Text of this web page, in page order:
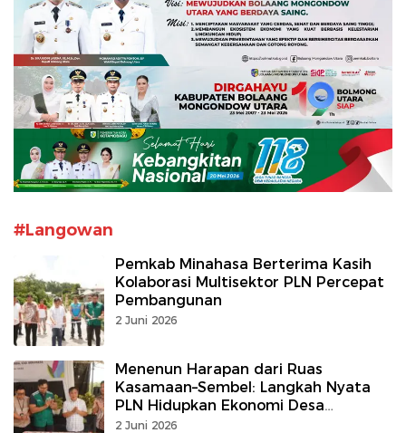
#Langowan
Pemkab Minahasa Berterima Kasih
Kolaborasi Multisektor PLN Percepat
Pembangunan
2 Juni 2026
Menenun Harapan dari Ruas
Kasamaan–Sembel: Langkah Nyata
PLN Hidupkan Ekonomi Desa
Tempang Dua Lewat Paving Blok
2 Juni 2026